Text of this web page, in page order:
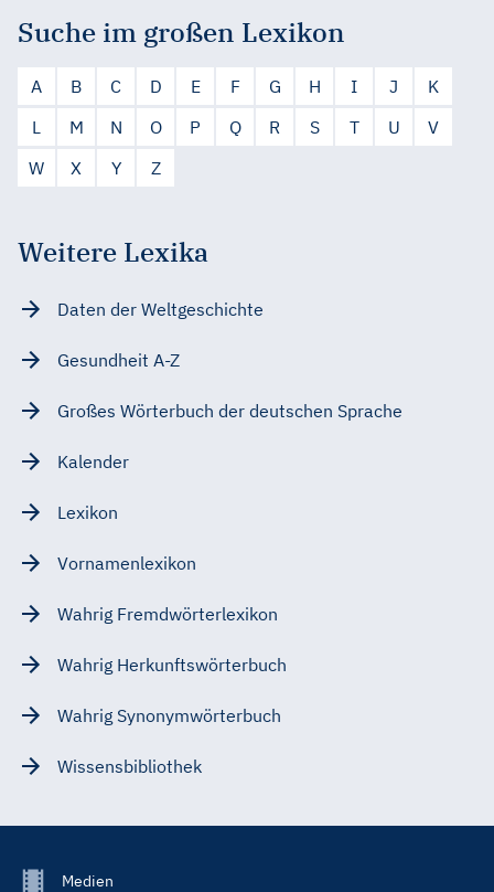
Suche im großen Lexikon
A B C D E F G H I J
K
L
M N O P Q R S T U
V
W
X Y Z
Weitere Lexika
Daten der Weltgeschichte
Gesundheit A-Z
Großes Wörterbuch der deutschen Sprache
Kalender
Lexikon
Vornamenlexikon
Wahrig Fremdwörterlexikon
Wahrig Herkunftswörterbuch
Wahrig Synonymwörterbuch
Wissensbibliothek
FooterMedien